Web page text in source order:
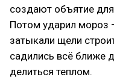
создают объятие
Потом ударил мороз
затыкали щели
садились всё ближе
делиться теплом.